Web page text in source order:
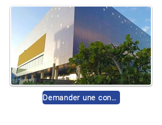
Demander une consultation gratuite